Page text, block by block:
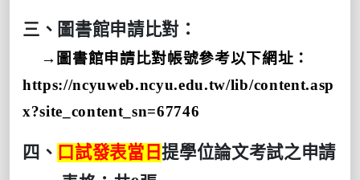
三、圖書館申請比對：
→圖書館申請比對帳號參考以下網址：
https://ncyuweb.ncyu.edu.tw/lib/content.asp
x?site_content_sn=67746
四、 口試發表當日提學位論文考試之申請